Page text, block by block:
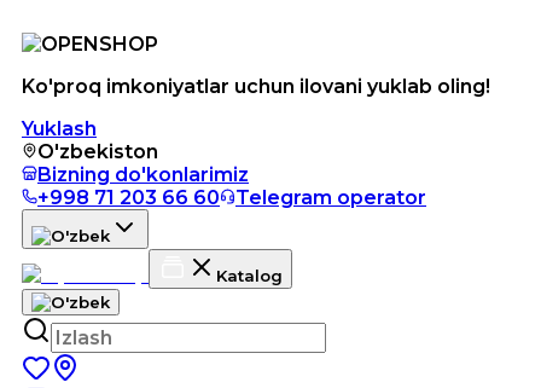
Ko'proq imkoniyatlar uchun ilovani yuklab oling!
Yuklash
O'zbekiston
Bizning do'konlarimiz
+998 71 203 66 60
Telegram operator
Katalog